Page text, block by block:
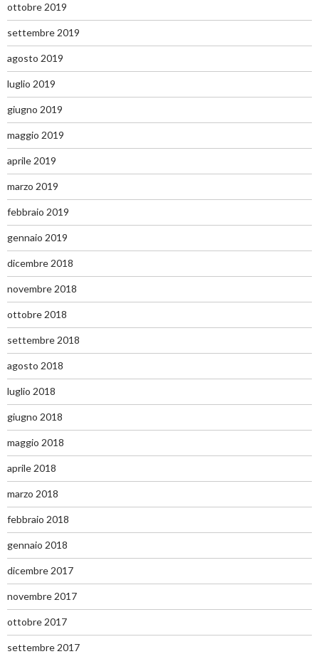
ottobre 2019
settembre 2019
agosto 2019
luglio 2019
giugno 2019
maggio 2019
aprile 2019
marzo 2019
febbraio 2019
gennaio 2019
dicembre 2018
novembre 2018
ottobre 2018
settembre 2018
agosto 2018
luglio 2018
giugno 2018
maggio 2018
aprile 2018
marzo 2018
febbraio 2018
gennaio 2018
dicembre 2017
novembre 2017
ottobre 2017
settembre 2017